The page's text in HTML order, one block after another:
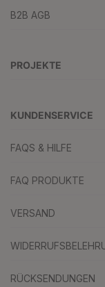
B2B AGB
PROJEKTE
KUNDENSERVICE
FAQS & HILFE
FAQ PRODUKTE
VERSAND
RÜCKSENDUNGEN